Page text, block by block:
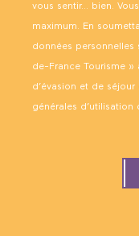
vous sentir… bien.
maximum. En
données
de-France Tourisme »
d’évasion et de
générales d’utilisation